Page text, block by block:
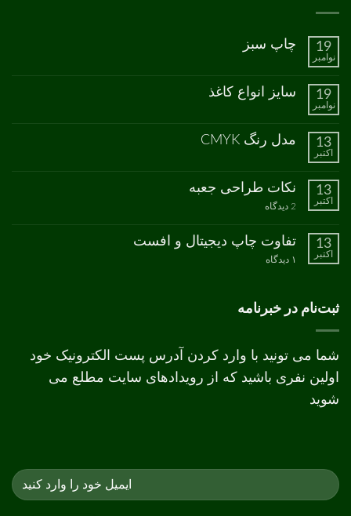
19
نوامبر
چاپ سبز
چاپ
ثبت
نشده
19
نوامبر
سایز انواع کاغذ
سایز
نشده
13
اکتبر
مدل رنگ CMYK
مدل
CMYK
ثبت
نشده
13
اکتبر
نکات طراحی جعبه
2 دیدگاه
جعبه
13
اکتبر
تفاوت چاپ دیجیتال و افست
۱ دیدگاه
افست
ثبت‌نام در خبرنامه
شما می تونید با وارد کردن آدرس پست الکترونیک خود
اولین نفری باشید که از رویدادهای سایت مطلع می
شوید